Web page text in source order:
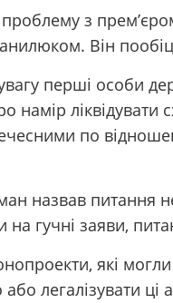
з
Він
перші особи
намір
по
назвав питання
гучні заяви,
які
легалізувати ці